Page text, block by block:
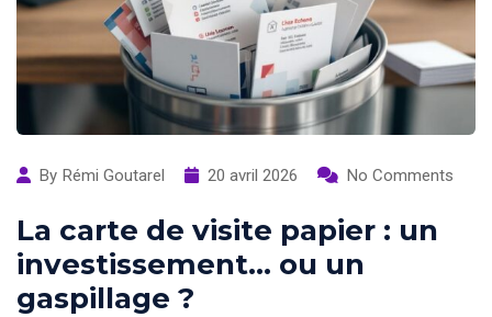
By Rémi Goutarel 20 avril 2026 No Comments
La carte de visite papier : un
investissement… ou un
gaspillage ?